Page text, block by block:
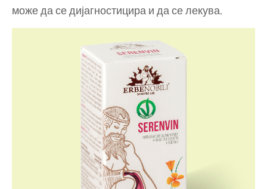
може да се дијагностицира и да се лекува.